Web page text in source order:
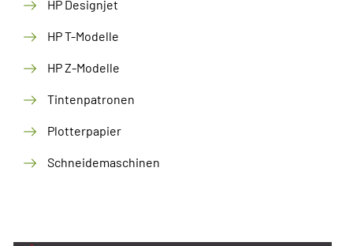
HP Designjet
HP T-Modelle
HP Z-Modelle
Tintenpatronen
Plotterpapier
Schneidemaschinen